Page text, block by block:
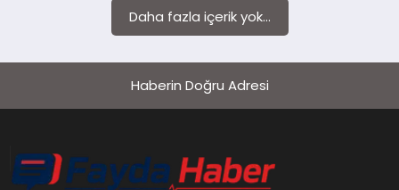
SIYASET
Daha fazla içerik yok...
Haberin Doğru Adresi